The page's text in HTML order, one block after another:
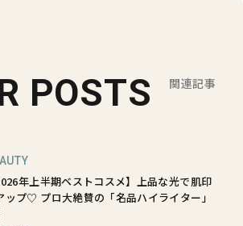
POSTS 関連記事
年上半期ベストコスメ】上品な光で肌印
ップ♡ プロ大絶賛の「名品ハイライター」